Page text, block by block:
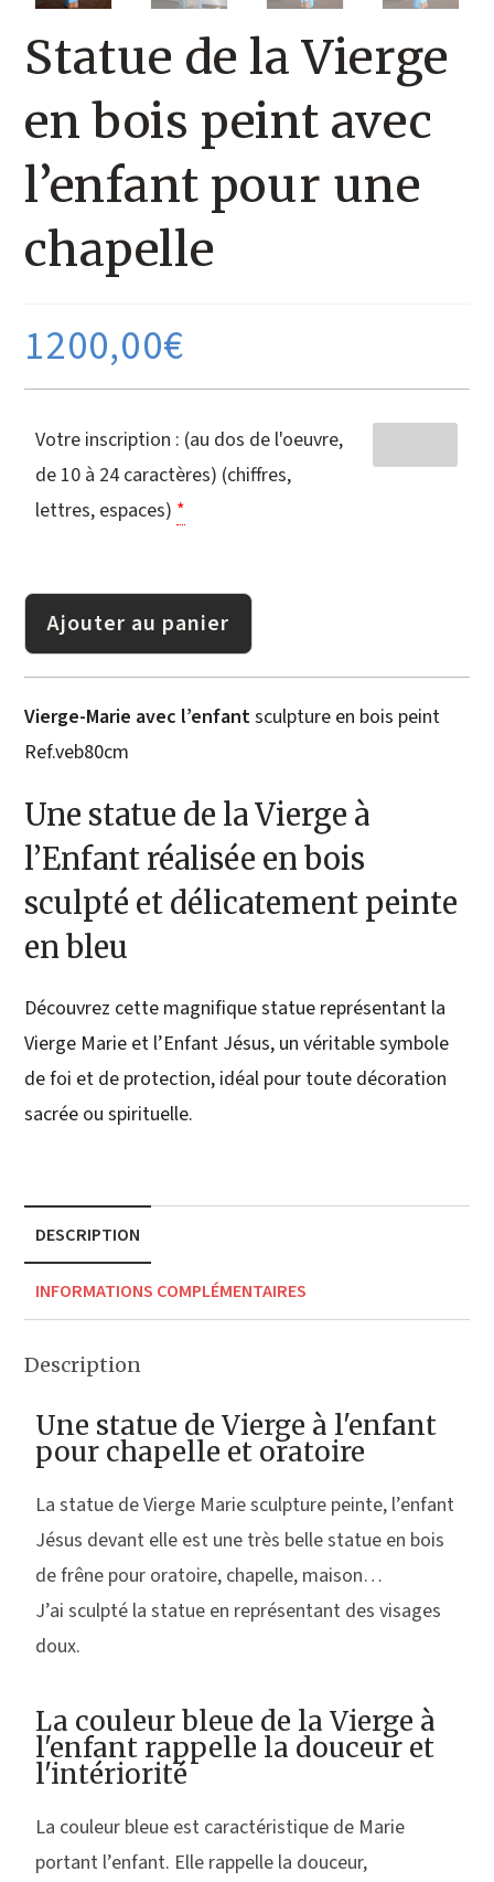
Statue de la Vierge
en bois peint avec
l’enfant pour une
chapelle
1200,00€
Votre inscription : (au dos de l'oeuvre,
de 10 à 24 caractères) (chiffres,
lettres, espaces) *
Ajouter au panier
Vierge-Marie avec l’enfantsculpture en bois peint
Ref.veb80cm
Une statue de la Vierge à
l’Enfant réalisée en bois
sculpté et délicatement peinte
en bleu
Découvrez cette magnifique statue représentant la
Vierge Marie et l’Enfant Jésus, un véritable symbole
de foi et de protection, idéal pour toute décoration
sacrée ou spirituelle.
DESCRIPTION
INFORMATIONS COMPLÉMENTAIRES
Description
Une statue de Vierge à l'enfant
pour chapelle et oratoire
La statue de Vierge Marie sculpture peinte, l’enfant
Jésus devant elle est une très belle statue en bois
de frêne pour oratoire, chapelle, maison…
J’ai sculpté la statue en représentant des visages
doux.
La couleur bleue de la Vierge à
l'enfant rappelle la douceur et
l'intériorité
La couleur bleue est caractéristique de Marie
portant l’enfant. Elle rappelle la douceur,